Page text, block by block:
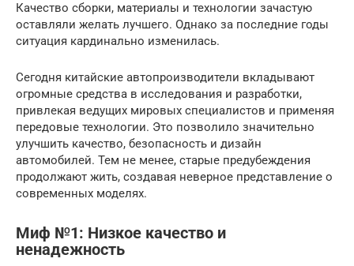
Качество сборки, материалы и технологии зачастую
оставляли желать лучшего. Однако за последние годы
ситуация кардинально изменилась.
Сегодня китайские автопроизводители вкладывают
огромные средства в исследования и разработки,
привлекая ведущих мировых специалистов и применяя
передовые технологии. Это позволило значительно
улучшить качество, безопасность и дизайн
автомобилей. Тем не менее, старые предубеждения
продолжают жить, создавая неверное представление о
современных моделях.
Миф №1: Низкое качество и
ненадежность